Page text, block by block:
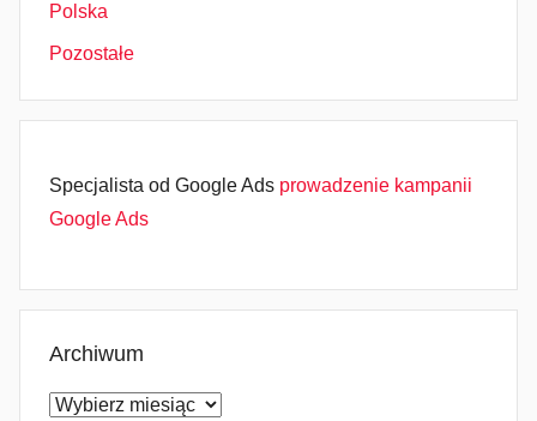
Polska
Pozostałe
Specjalista od Google Ads prowadzenie kampanii
Google Ads
Archiwum
Archiwum